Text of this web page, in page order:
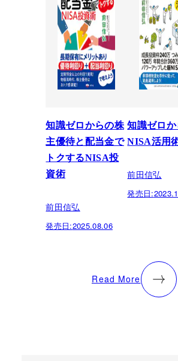
知識ゼロからの株
主優待と配当金で
トクするNISA投
資術
前田信弘
発売日:2025.08.06
知識ゼロ
NISA活用
前田信弘
発売日:
Read More